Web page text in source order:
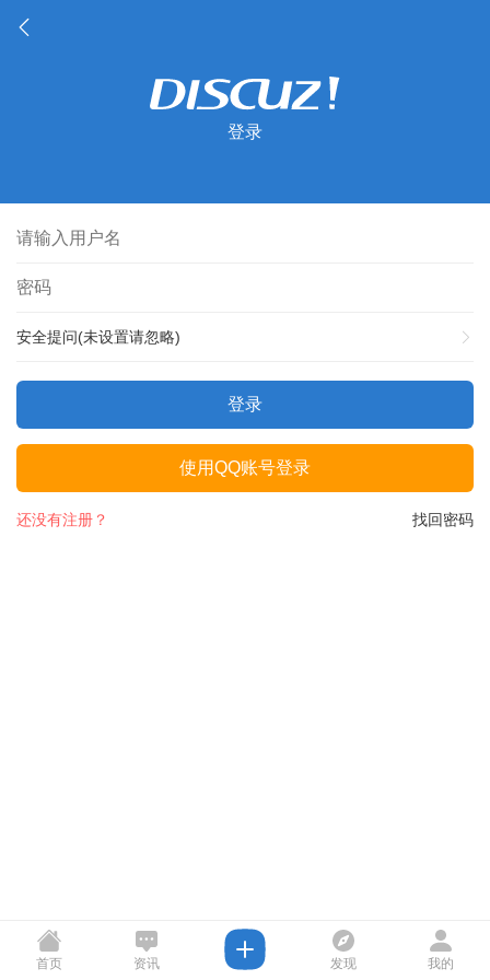
登录
安全提问(未设置请忽略)
登录
使用QQ账号登录
找回密码
还没有注册？
首页 资讯 发现 我的